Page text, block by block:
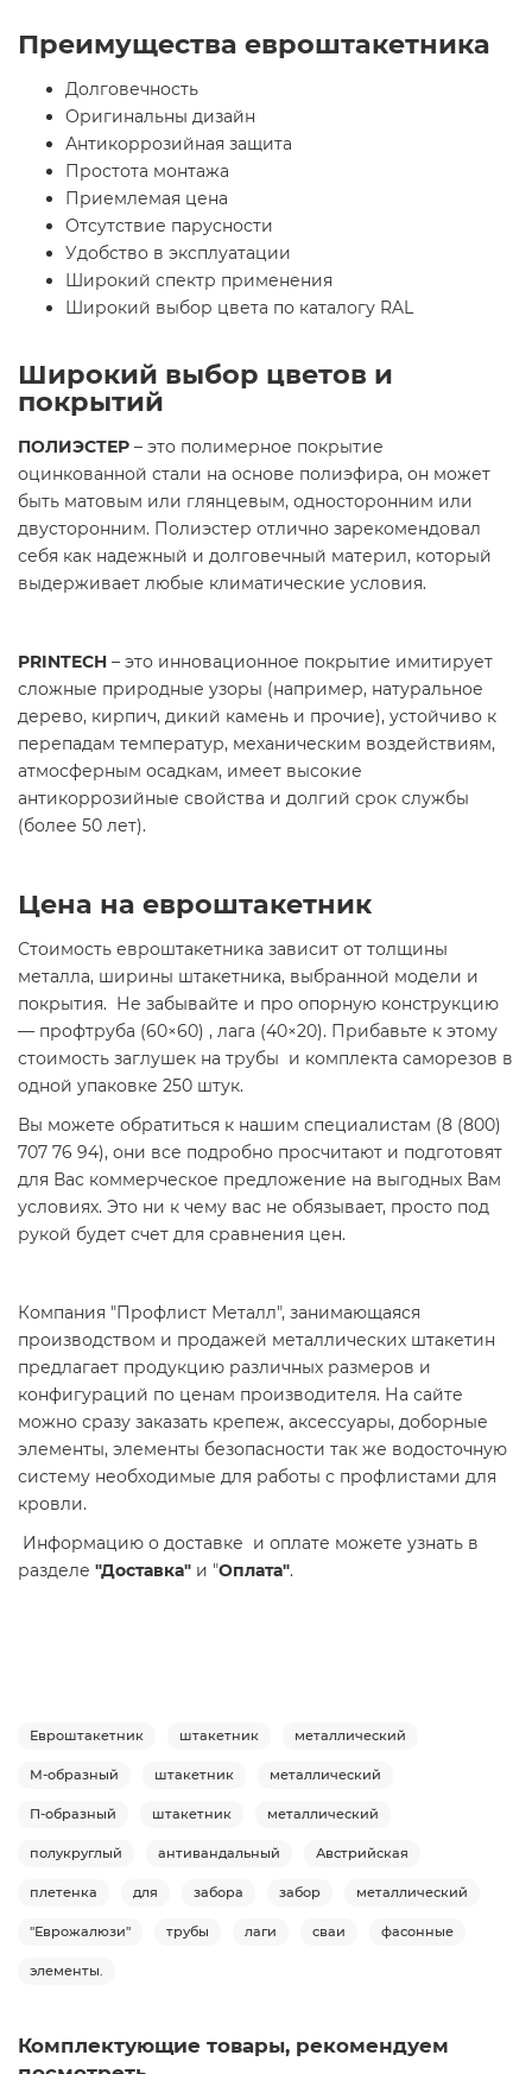
Преимущества евроштакетника
Долговечность
Оригинальны дизайн
Антикоррозийная защита
Простота монтажа
Приемлемая цена
Отсутствие парусности
Удобство в эксплуатации
Широкий спектр применения
Широкий выбор цвета по каталогу RAL
Широкий выбор цветов и
покрытий
ПОЛИЭСТЕР – это полимерное покрытие
оцинкованной стали на основе полиэфира, он может
быть матовым или глянцевым, односторонним или
двусторонним. Полиэстер отлично зарекомендовал
себя как надежный и долговечный материл, который
выдерживает любые климатические условия.
PRINTECH – это инновационное покрытие имитирует
сложные природные узоры (например, натуральное
дерево, кирпич, дикий камень и прочие), устойчиво к
перепадам температур, механическим воздействиям,
атмосферным осадкам, имеет высокие
антикоррозийные свойства и долгий срок службы
(более 50 лет).
Цена на евроштакетник
Стоимость евроштакетника зависит от толщины
металла, ширины штакетника, выбранной модели и
покрытия. Не забывайте и про опорную конструкцию
— профтруба (60×60) , лага (40×20). Прибавьте к этому
стоимость заглушек на трубы и комплекта саморезов в
одной упаковке 250 штук.
Вы можете обратиться к нашим специалистам (8 (800)
707 76 94), они все подробно просчитают и подготовят
для Вас коммерческое предложение на выгодных Вам
условиях. Это ни к чему вас не обязывает, просто под
рукой будет счет для сравнения цен.
Компания "Профлист Металл", занимающаяся
производством и продажей металлических штакетин
предлагает продукцию различных размеров и
конфигураций по ценам производителя. На сайте
можно сразу заказать крепеж, аксессуары, доборные
элементы, элементы безопасности так же водосточную
систему необходимые для работы с профлистами для
кровли.
Информацию о доставке и оплате можете узнать в
разделе "Доставка" и "Оплата".
Евроштакетник штакетник металлический
М-образный штакетник металлический
П-образный штакетник металлический
полукруглый антивандальный Австрийская
плетенка для забора забор металлический
"Еврожалюзи" трубы лаги сваи фасонные
элементы.
Комплектующие товары, рекомендуем